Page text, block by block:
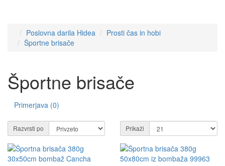
Poslovna darila Hidea
Prosti čas in hobi
Športne brisače
Športne brisače
Primerjava (0)
Razvrsti po Prikaži